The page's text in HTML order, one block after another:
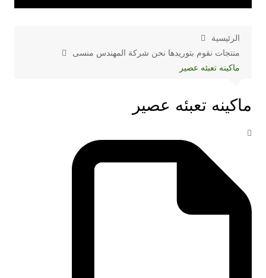
الرئيسية
منتجات نقوم بتوريدها نحن شركة المهندس منسى
ماكينه تعبئه عصير
ماكينه تعبئه عصير